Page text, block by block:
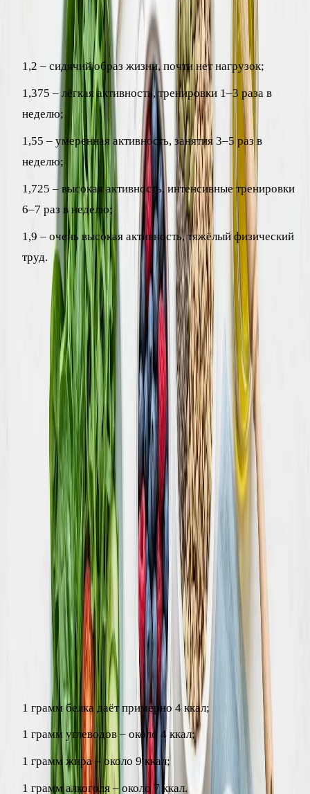
реальную суточную потребность, его умножают на
коэффициент активности:
1,2 – сидячий образ жизни, почти нет нагрузок;
1,375 – лёгкая активность, тренировки 1–3 раза в
неделю;
1,55 – умеренная активность, занятия 3–5 раз в
неделю;
1,725 – высокая активность, интенсивные тренировки
6–7 раз в неделю;
1,9 – очень высокая активность, тяжёлый физический
труд.
Продолжая пример: если наша женщина тренируется 3–4
раза в неделю, её норма составит около 1438 × 1,55 ≈
2229 ккал. Это и есть поддерживающая калорийность –
столько энергии нужно, чтобы вес оставался стабильным.
Будьте честны с собой при выборе коэффициента. Многие
переоценивают свою активность: формальные походы в
зал не превращают сидячий образ жизни в умеренно
активный, если остальные часы вы проводите за столом.
Если сомневаетесь, лучше выбрать коэффициент ниже –
так вы не завысите норму и получите более реалистичную
отправную точку.
Сколько калорий в белках, жирах и
углеводах
Чтобы считать калории, полезно знать энергетическую
ценность основных питательных веществ. На этом
строится вся «математика» рациона:
1 грамм белка даёт примерно 4 ккал;
1 грамм углеводов – около 4 ккал;
1 грамм жира – около 9 ккал;
1 грамм алкоголя – около 7 ккал.